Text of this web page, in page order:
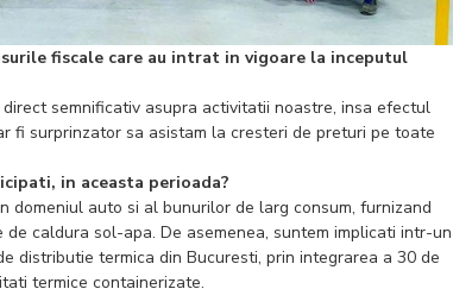
fiscale care au intrat in vigoare la inceputul
semnificativ asupra activitatii noastre, insa efectul
fi surprinzator sa asistam la cresteri de preturi pe toate
in aceasta perioada?
domeniul auto si al bunurilor de larg consum, furnizand
caldura sol-apa. De asemenea, suntem implicati intr-un
distributie termica din Bucuresti, prin integrarea a 30 de
termice containerizate.